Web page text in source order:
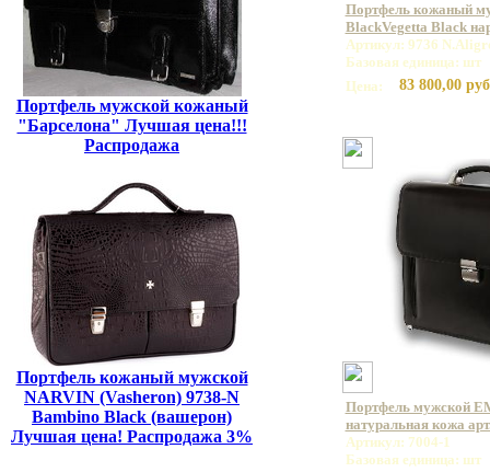
Портфель мужской кожаный
"Барселона" Лучшая цена!!!
Распродажа
Портфель кожаный мужской
NARVIN (Vasheron) 9738-N
Bambino Black (вашерон)
Лучшая цена! Распродажа 3%
Портфель кожаный
BlackVegetta Black
Артикул: 9736
Базовая единица: шт
Цена:
83 800,00
Портфель мужской
натуральная кожа
Артикул: 7004-1
Базовая единица: шт